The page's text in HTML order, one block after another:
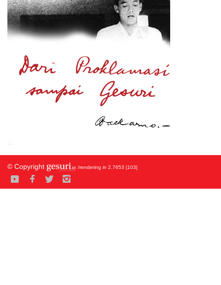
© Copyright /rendering in 2.7653 [103]